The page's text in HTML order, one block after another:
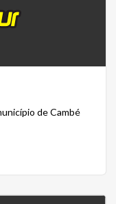
de Cambé